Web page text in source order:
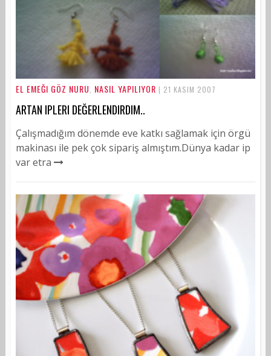
EL EMEĞI GÖZ NURU NASIL YAPILIYOR | 21 KASIM 2007
ARTAN IPLERI DEĞERLENDIRDIM..
Çalışmadığım dönemde eve katkı sağlamak için örgü
makinası ile pek çok sipariş almıştım.Dünya kadar ip
var etra